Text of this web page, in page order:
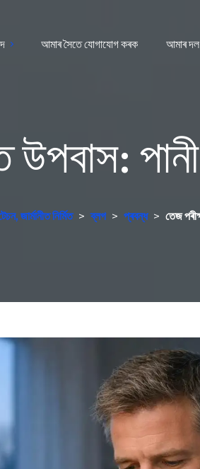
আমাৰ সৈতে যোগাযোগ কৰক আমাৰ দল
উপবাস:
জাৰ্মানীত নিৰ্মিত > ব্লগ > প্ৰবন্ধ > তেজ